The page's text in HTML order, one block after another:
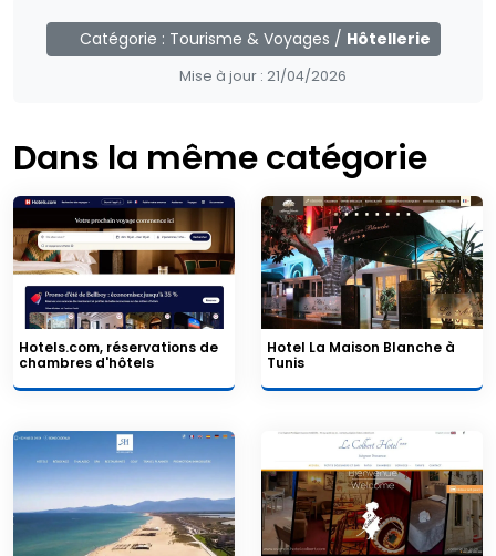
Catégorie : Tourisme & Voyages / Hôtellerie
Mise à jour : 21/04/2026
Dans la même catégorie
Hotels.com, réservations de
chambres d'hôtels
Hotel La Maison Blanche à
Tunis